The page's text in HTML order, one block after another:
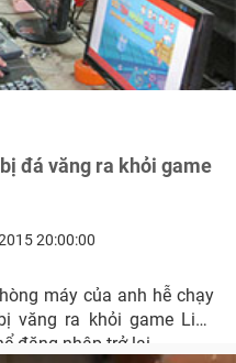
đá văng ra khỏi game
20:00:00
máy của anh hễ chạy
văng ra khỏi game Liên
đăng nhập trở lại.